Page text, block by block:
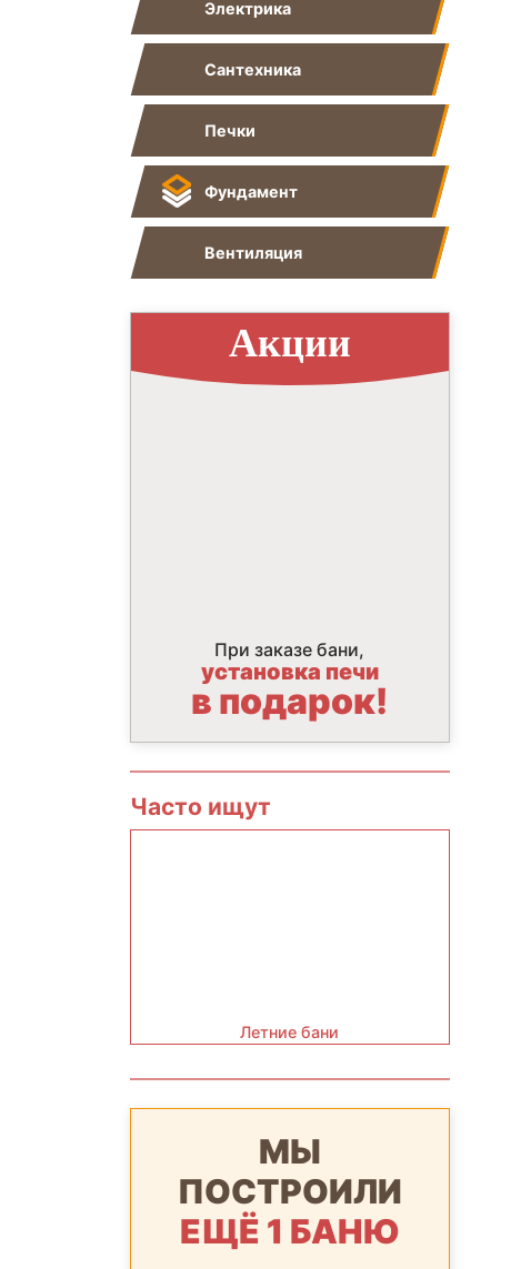
Электрика
Сантехника
Печки
Фундамент
Вентиляция
Акции
При заказе бани,
установка печи
в подарок!
Часто ищут
Летние бани
МЫ
ПОСТРОИЛИ
ЕЩЁ 1 БАНЮ